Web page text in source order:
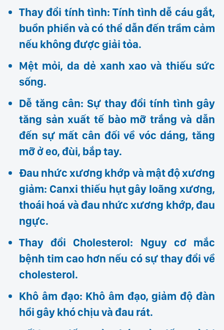
Thay đổi tính tình: Tính tình dễ cáu gắt,
buồn phiền và có thể dẫn đến trầm cảm
nếu không được giải tỏa.
Mệt mỏi, da dẻ xanh xao và thiếu sức
sống.
Dễ tăng cân: Sự thay đổi tính tình gây
tăng sản xuất tế bào mỡ trắng và dẫn
đến sự mất cân đối về vóc dáng, tăng
mỡ ở eo, đùi, bắp tay.
Đau nhức xương khớp và mật độ xương
giảm: Canxi thiếu hụt gây loãng xương,
thoái hoá và đau nhức xương khớp, đau
ngực.
Thay đổi Cholesterol: Nguy cơ mắc
bệnh tim cao hơn nếu có sự thay đổi về
cholesterol.
Khô âm đạo: Khô âm đạo, giảm độ đàn
hồi gây khó chịu và đau rát.